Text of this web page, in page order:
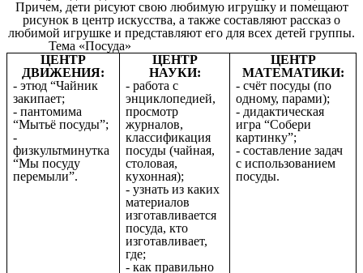
Причем, дети рисуют свою любимую игрушку и помещают
рисунок в центр искусства, а также составляют рассказ о
любимой игрушке и представляют его для всех детей группы.
Тема «Посуда»
ЦЕНТР
ДВИЖЕНИЯ:
- этюд “Чайник
закипает;
- пантомима
“Мытьё посуды”;
-
физкультминутка
“Мы посуду
перемыли”.
ЦЕНТР
НАУКИ:
- работа с
энциклопедией,
просмотр
журналов,
классификация
посуды (чайная,
столовая,
кухонная);
- узнать из каких
материалов
изготавливается
посуда, кто
изготавливает,
где;
- как правильно
ЦЕНТР
МАТЕМАТИКИ:
- счёт посуды (по
одному, парами);
- дидактическая
игра “Собери
картинку”;
- составление задач
с использованием
посуды.